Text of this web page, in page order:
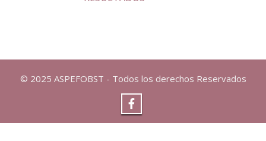
© 2025 ASPEFOBST - Todos los derechos Reservados